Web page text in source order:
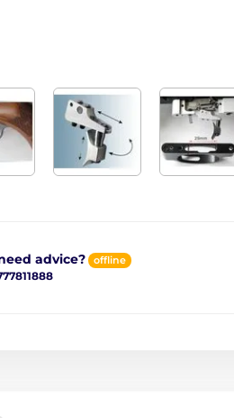
advice? offline